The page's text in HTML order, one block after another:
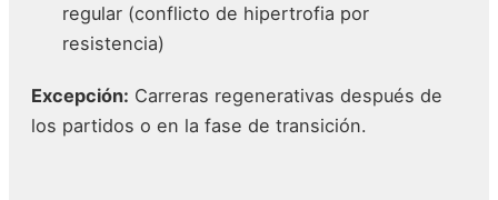
regular (conflicto de hipertrofia por
resistencia)
Excepción: Carreras regenerativas después de
los partidos o en la fase de transición.